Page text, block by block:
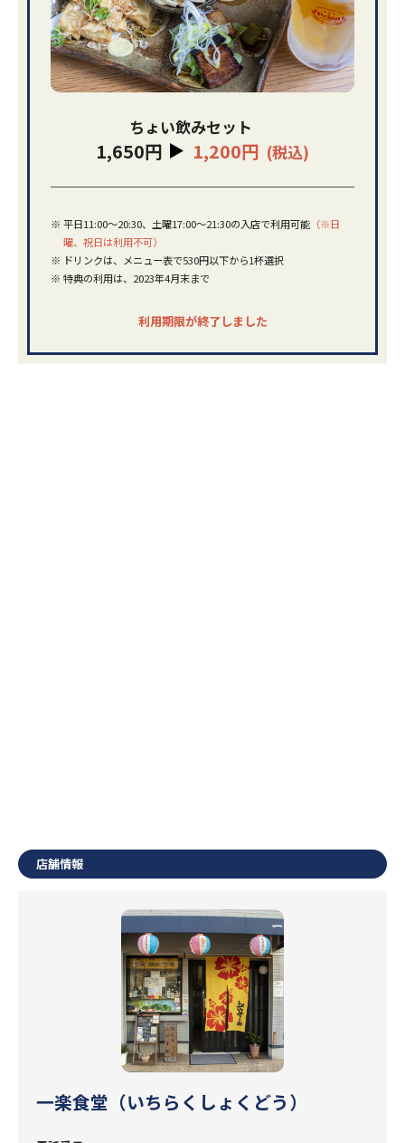
ちょい飲みセット
1,650円 1,200円 (税込)
※ 平日11:00～20:30、土曜17:00～21:30の入店で利用可能（※日
曜、祝日は利用不可）
※ ドリンクは、メニュー表で530円以下から1杯選択
※ 特典の利用は、2023年4月末まで
利用期限が終了しました
店舗情報
一楽食堂（いちらくしょくどう）